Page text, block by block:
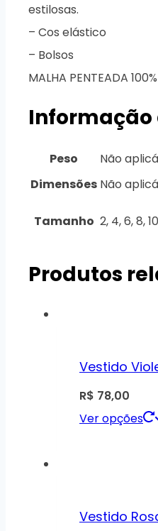
estilosas.
– Cos elástico
– Bolsos
MALHA PENTEADA
Peso
Não
Dimensões Não
Tamanho 2, 4, 6, 8, 10
Produtos
Vestido
R$ 78,00
Ver opções
Vestido